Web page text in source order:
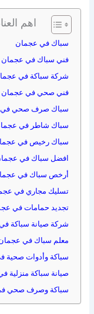
اهم
سباك في عجمان
فني سباك في عجمان
شركة سباكة في
فني صحي في عجمان
سباك صرف صحي في
سباك شاطر في
سباك رخيص في
افضل سباك في
أرخص سباك في
تسليك مجاري في
تجديد حمامات في
شركة صيانة سباكة
معلم سباك في
سباكة وأدوات صحية
صيانة سباكة منزلية
سباكة وصرف صحي